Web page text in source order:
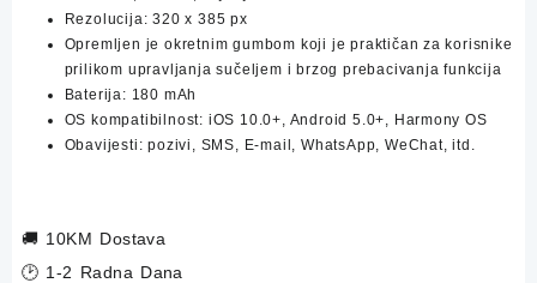
Rezolucija: 320 x 385 px
Opremljen je okretnim gumbom koji je praktičan za korisnike
prilikom upravljanja sučeljem i brzog prebacivanja funkcija
Baterija: 180 mAh
OS kompatibilnost: iOS 10.0+, Android 5.0+, Harmony OS
Obavijesti: pozivi, SMS, E-mail, WhatsApp, WeChat, itd.
🚚 10KM Dostava
🕑 1-2 Radna Dana